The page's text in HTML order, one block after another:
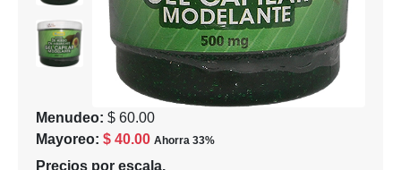
Menudeo: $ 60.00
Mayoreo: $ 40.00 Ahorra 33%
Precios por escala.